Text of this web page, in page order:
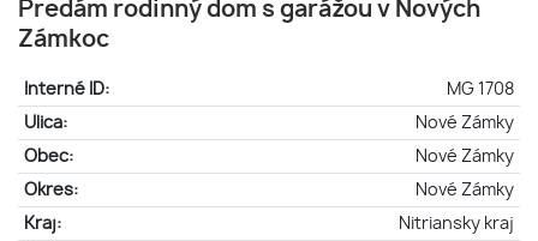
Predám rodinný dom s garážou v Nových
Zámkoc
Interné ID:
MG 1708
Ulica:
Nové Zámky
Obec:
Nové Zámky
Okres:
Nové Zámky
Kraj:
Nitriansky kraj